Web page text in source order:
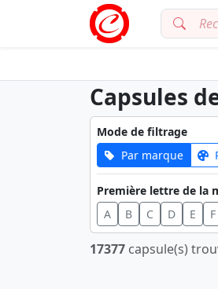
Capsules
Mode de filtrage
Par marque
Première lettre de la
A
B C D E F
17377 capsule(s)